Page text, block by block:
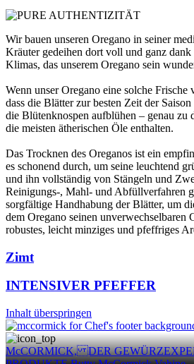
Wir bauen unseren Oregano in seiner
Kräuter gedeihen dort voll und ganz dank
Klimas, das unserem Oregano sein
Wenn unser Oregano eine solche Frische
dass die Blätter zur besten Zeit der
die Blütenknospen aufblühen – genau zu
die meisten ätherischen Öle enthalten.
Das Trocknen des Oreganos ist ein
es schonend durch, um seine leuchtend
und ihn vollständig von Stängeln und
Reinigungs-, Mahl- und Abfüllverfahren
sorgfältige Handhabung der Blätter, um
dem Oregano seinen unverwechselbaren
robustes, leicht minziges und pfeffriges
Zimt
INTENSIVER PFEFFER
Inhalt überspringen
McCORMICK, DER